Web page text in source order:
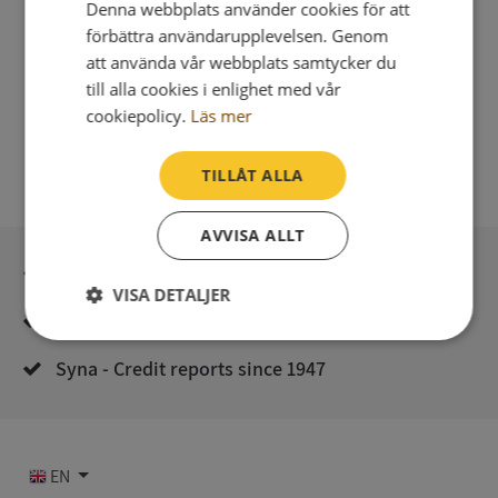
Syna - Credit reports since 1947
EN
Denna webbplats använder cookies för att
förbättra användarupplevelsen. Genom
att använda vår webbplats samtycker du
till alla cookies i enlighet med vår
cookiepolicy. Läs mer
TILLÅT ALLA
AVVISA ALLT
VISA DETALJER
Strikt
nödvändigt
Prestanda Inriktning